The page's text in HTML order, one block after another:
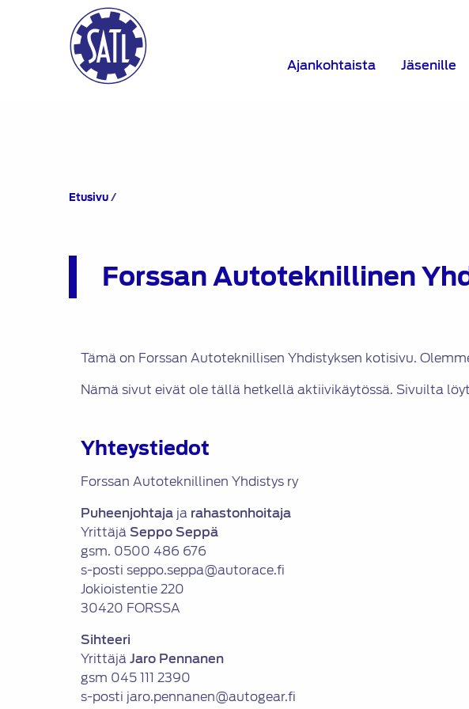
Ajankohtaista Jäsenille
Etusivu/Forssan
Forssan Autoteknillinen
Tämä on Forssan Autoteknillisen Yhdistyksen kotisivu.
Nämä sivut eivät ole tällä hetkellä aktiivikäytössä. Sivuilta
Yhteystiedot
Forssan Autoteknillinen Yhdistys ry
Puheenjohtaja ja rahastonhoitaja
YrittäjäSeppo Seppä
gsm. 0500 486 676
s-posti seppo.seppa@autorace.fi
Jokioistentie 220
30420 FORSSA
Sihteeri
YrittäjäJaro Pennanen
gsm 045 111 2390
s-posti jaro.pennanen@autogear.fi